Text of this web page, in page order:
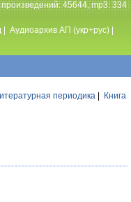
произведений: 45644, mp3: 334
Аудиоархив АП (укр+рус)
периодика
Книга